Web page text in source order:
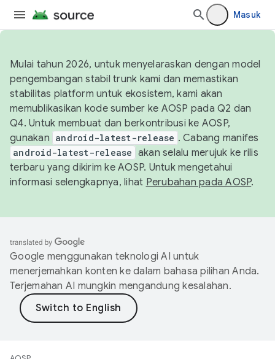
Masuk
Mulai tahun 2026, untuk menyelaraskan dengan model
pengembangan stabil trunk kami dan memastikan
stabilitas platform untuk ekosistem, kami akan
memublikasikan kode sumber ke AOSP pada Q2 dan
Q4. Untuk membuat dan berkontribusi ke AOSP,
gunakan android-latest-release . Cabang manifes
android-latest-release akan selalu merujuk ke rilis
terbaru yang dikirim ke AOSP. Untuk mengetahui
informasi selengkapnya, lihat Perubahan pada AOSP.
Google menggunakan teknologi AI untuk
menerjemahkan konten ke dalam bahasa pilihan Anda.
Terjemahan AI mungkin mengandung kesalahan.